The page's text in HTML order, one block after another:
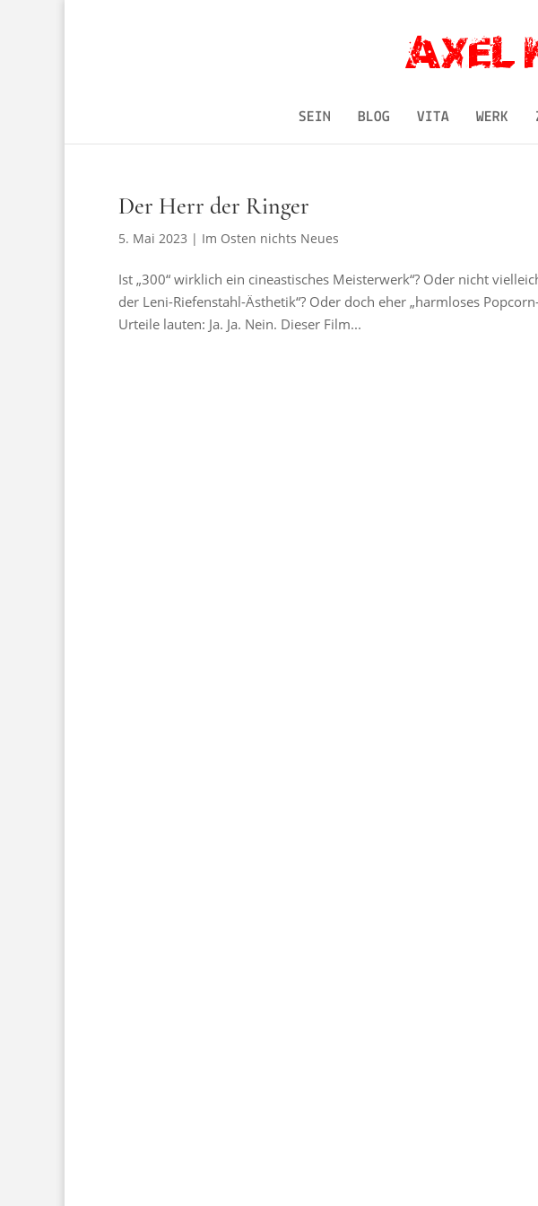
SEIN BLOG VITA WERK
Der Herr der Ringer
5. Mai 2023 | Im Osten nichts Neues
Ist „300“ wirklich ein cineastisches Meisterwerk“? Oder nicht
der Leni-Riefenstahl-Ästhetik“? Oder doch eher „harmloses
Urteile lauten: Ja. Ja. Nein. Dieser Film...